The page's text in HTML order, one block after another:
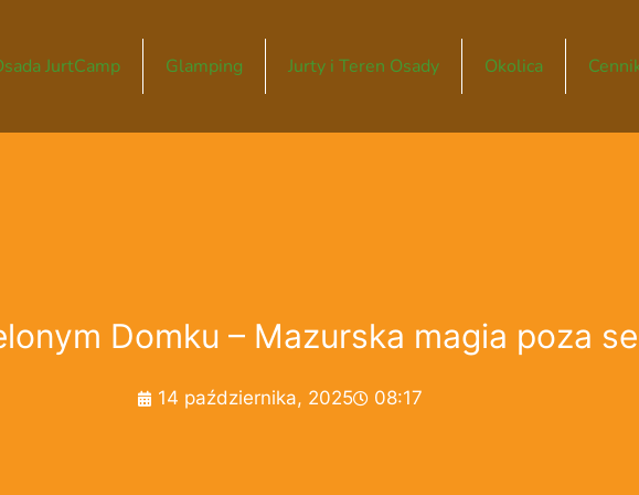
JurtCamp Glamping Jurty i Teren Osady Okolica
Domku – Mazurska magia poza
14 października, 2025 08:17